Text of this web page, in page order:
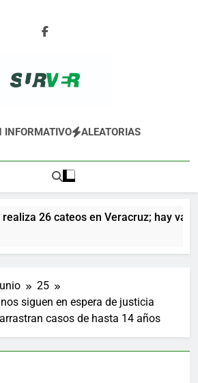
INFORMATIVO ALEATORIAS
26 cateos en Veracruz; hay varios
25
siguen en espera de justicia
casos de hasta 14 años